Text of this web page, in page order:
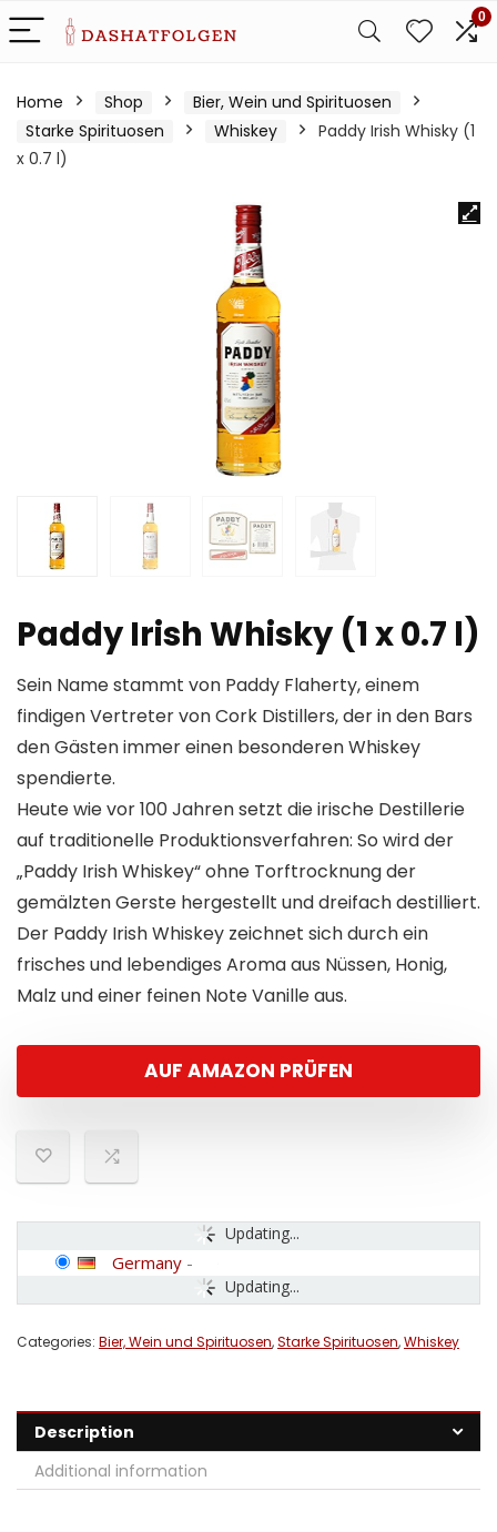
0
Home Shop
Bier, Wein und Spirituosen
Starke Spirituosen
Whiskey
Paddy Irish Whisky (1
x 0.7 l)
Paddy Irish Whisky (1 x 0.7 l)
Sein Name stammt von Paddy Flaherty, einem
findigen Vertreter von Cork Distillers, der in den Bars
den Gästen immer einen besonderen Whiskey
spendierte.
Heute wie vor 100 Jahren setzt die irische Destillerie
auf traditionelle Produktionsverfahren: So wird der
„Paddy Irish Whiskey“ ohne Torftrocknung der
gemälzten Gerste hergestellt und dreifach destilliert.
Der Paddy Irish Whiskey zeichnet sich durch ein
frisches und lebendiges Aroma aus Nüssen, Honig,
Malz und einer feinen Note Vanille aus.
AUF AMAZON PRÜFEN
Updating...
Updating...
Germany -
Categories: Bier, Wein und Spirituosen,Starke Spirituosen,Whiskey
Description
Additional information